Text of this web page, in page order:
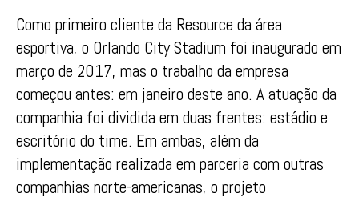
Como primeiro cliente da Resource da área
esportiva, o Orlando City Stadium foi inaugurado em
março de 2017, mas o trabalho da empresa
começou antes: em janeiro deste ano. A atuação da
companhia foi dividida em duas frentes: estádio e
escritório do time. Em ambas, além da
implementação realizada em parceria com outras
companhias norte-americanas, o projeto